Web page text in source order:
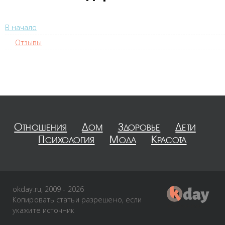
В начало
Отзывы
Отношения Дом Здоровье
Дети
Психология
Мода Красота
okday.ru, 2009 - 2026
Копировать статьи разрешено, если
укажите источник